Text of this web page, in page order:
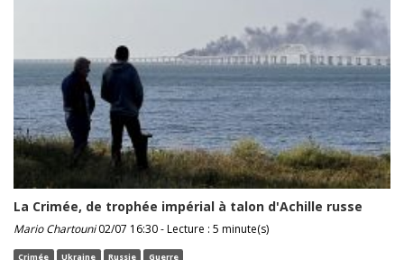
La Crimée, de trophée impérial à talon d'Achille russe
Mario Chartouni02/07 16:30 - Lecture : 5 minute(s)
Crimée Ukraine Russie Guerre